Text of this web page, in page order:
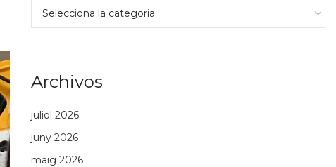
Archivos
juliol 2026
juny 2026
maig 2026